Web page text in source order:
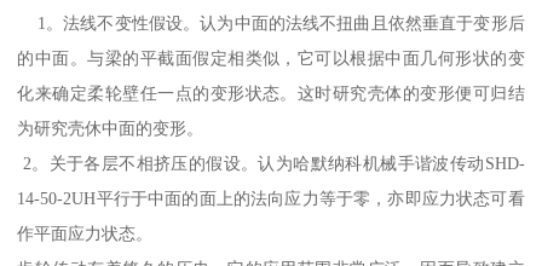
1。法线不变性假设。认为中面的法线不扭曲且依然垂直于变形后
的中面。与梁的平截面假定相类似，它可以根据中面几何形状的变
化来确定柔轮壁任一点的变形状态。这时研究壳体的变形便可归结
为研究壳休中面的变形。
2。关于各层不相挤压的假设。认为哈默纳科机械手谐波传动SHD-
14-50-2UH平行于中面的面上的法向应力等于零，亦即应力状态可看
作平面应力状态。